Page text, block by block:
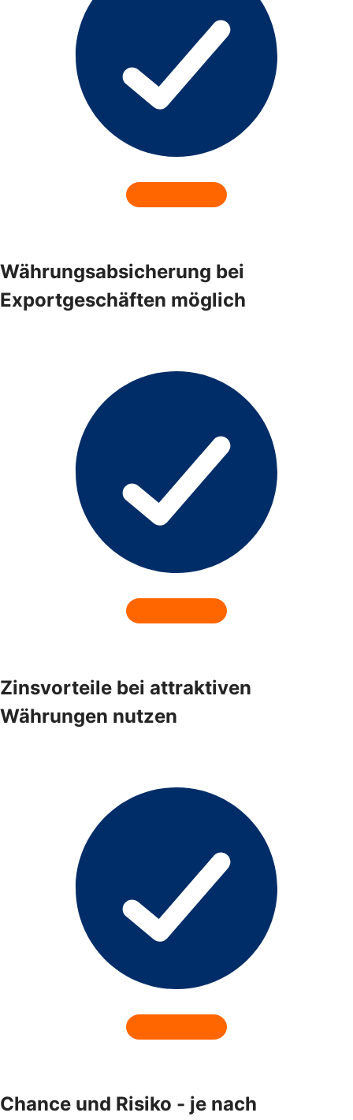
Währungsabsicherung bei
Exportgeschäften möglich
Zinsvorteile bei attraktiven
Währungen nutzen
Chance und Risiko - je nach